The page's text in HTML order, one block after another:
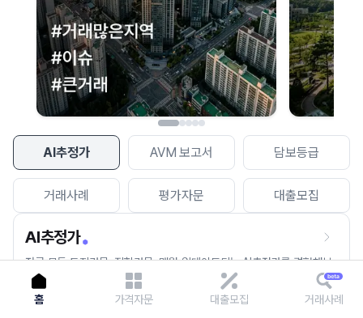
AI추정가 AVM 보고서 담보등급
거래사례 평가자문 대출모집
AI추정가
전국 모든 토지건물, 집합건물, 매월 업데이트되는 AI추정가를 경험해보
세요.
홈 가격자문 대출모집 거래사례